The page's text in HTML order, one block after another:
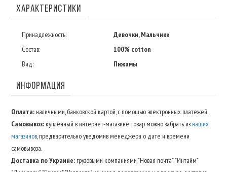
ХАРАКТЕРИСТИКИ
Принадлежность:
Девочки, Мальчики
Состав:
100% cotton
Вид:
Пижамы
ИНФОРМАЦИЯ
Оплата: наличными, банковской картой, с помощью электронных платежей.
Самовывоз: купленный в интернет-магазине товар можно забрать изнаших
магазинов, предварительно уведомив менеджера о дате и времени
самовывоза.
Доставка по Украине: грузовыми компаниями "Новая почта", "Интайм"